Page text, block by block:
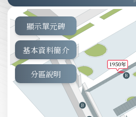
顯示單元碑
基本資料簡介
分區說明